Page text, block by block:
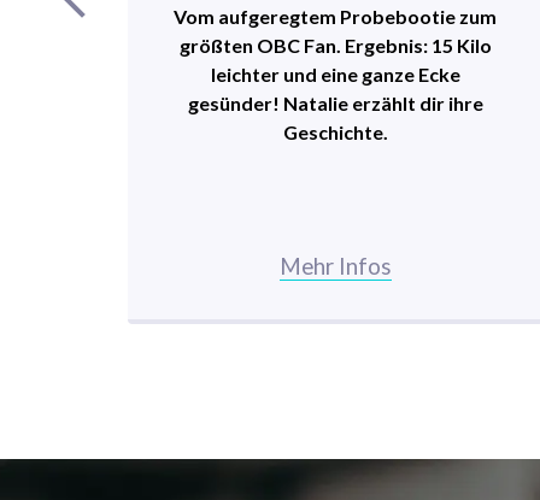
Vom aufgeregtem Probebootie zum
größten OBC Fan. Ergebnis: 15 Kilo
leichter und eine ganze Ecke
gesünder! Natalie erzählt dir ihre
Geschichte.
Mehr Infos